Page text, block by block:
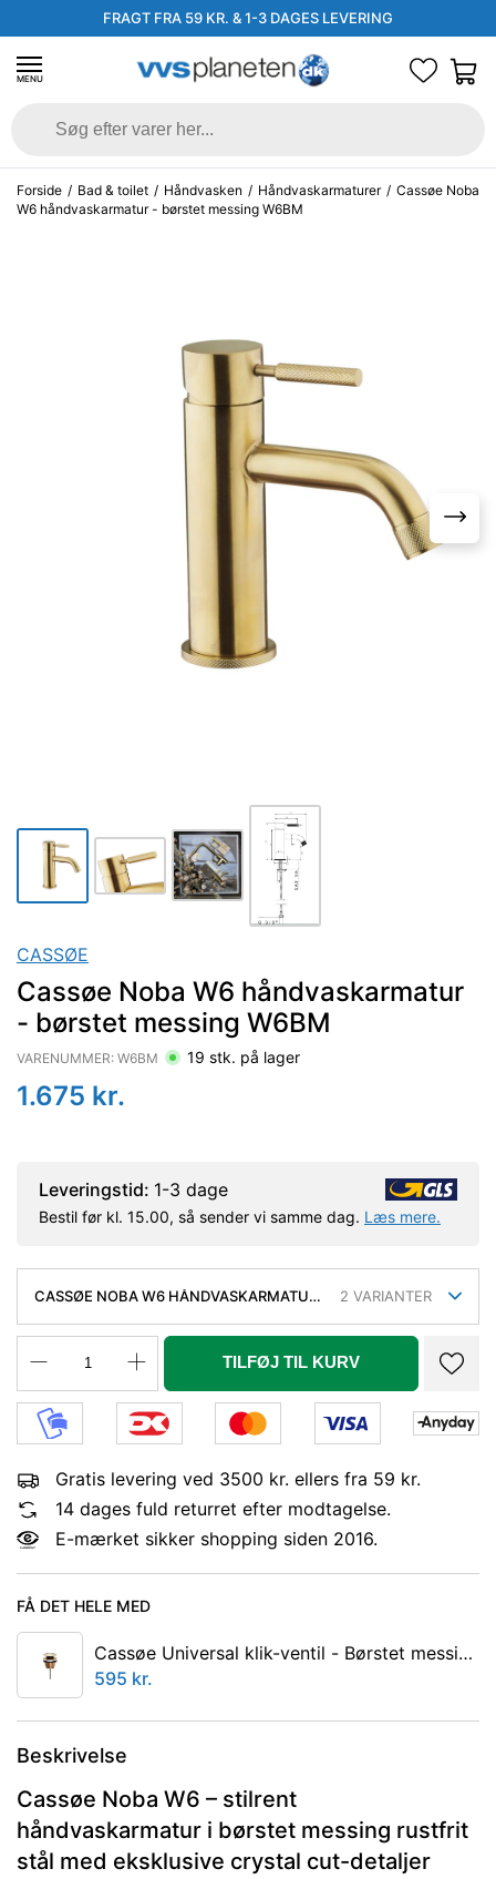
FRAGT FRA 59 KR. & 1-3 DAGES LEVERING
MENU
Forside / Bad & toilet / Håndvasken / Håndvaskarmaturer / Cassøe Noba
W6 håndvaskarmatur - børstet messing W6BM
CASSØE
Cassøe Noba W6 håndvaskarmatur
- børstet messing W6BM
VARENUMMER: W6BM 19 stk. på lager
1.675 kr.
Leveringstid: 1-3 dage
Bestil før kl. 15.00, så sender vi samme dag. Læs mere.
CASSØE NOBA W6 HÅNDVASKARMATUR
2 VARIANTER
TILFØJ TIL KURV
Gratis levering ved 3500 kr. ellers fra 59 kr.
14 dages fuld returret efter modtagelse.
E-mærket sikker shopping siden 2016.
FÅ DET HELE MED
Cassøe Universal klik-ventil - Børstet messing
POP1BM
595 kr.
Beskrivelse
Cassøe Noba W6 – stilrent
håndvaskarmatur i børstet messing rustfrit
stål med eksklusive crystal cut-detaljer